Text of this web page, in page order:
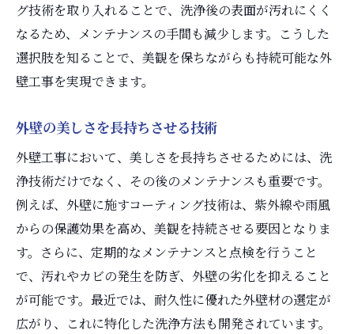
グ技術を取り入れることで、洗浄後の表面が汚れにくく
なるため、メンテナンスの手間も減少します。こうした
選択肢を知ることで、美観を保ちながらも持続可能な外
壁工事を実現できます。
外壁の美しさを長持ちさせる技術
外壁工事において、美しさを長持ちさせるためには、洗
浄技術だけでなく、その後のメンテナンスも重要です。
例えば、外壁に施すコーティング技術は、紫外線や雨風
からの保護効果を高め、美観を持続させる要因となりま
す。さらに、定期的なメンテナンスと点検を行うこと
で、汚れやカビの発生を防ぎ、外壁の劣化を抑えること
が可能です。最近では、耐久性に優れた外壁材の選定が
広がり、これに特化した洗浄方法も開発されています。